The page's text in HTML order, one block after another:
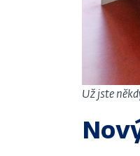
Už jste